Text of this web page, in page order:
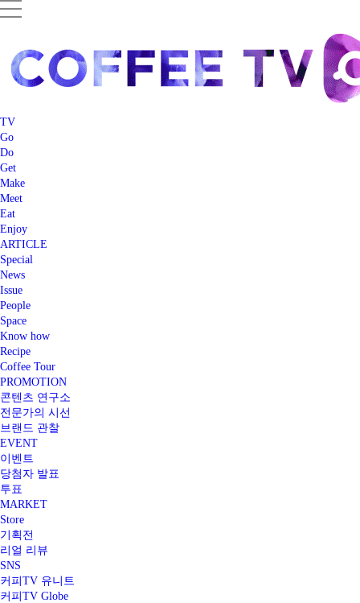
TV
Go
Do
Get
Make
Meet
Eat
Enjoy
ARTICLE
Special
News
Issue
People
Space
Know how
Recipe
Coffee Tour
PROMOTION
콘텐츠 연구소
전문가의 시선
브랜드 관찰
EVENT
이벤트
당첨자 발표
투표
MARKET
Store
기획전
리얼 리뷰
SNS
커피TV 유니트
커피TV Globe